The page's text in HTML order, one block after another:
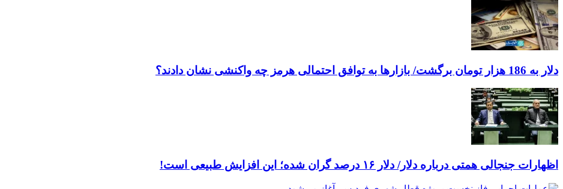
دلار به 186 هزار تومان برگشت/ بازارها به توافق احتمالی هرمز چه واکنشی نشان دادند؟
اظهارات جنجالی همتی درباره دلار/ دلار ۱۶ درصد گران شده؛ این افزایش طبیعی است!